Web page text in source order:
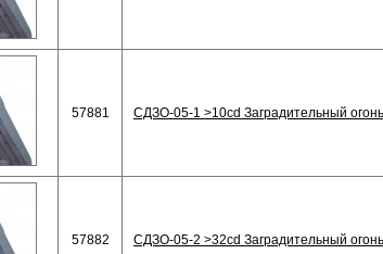
57881 СДЗО-05-1 >10cd Заградительный
57882 СДЗО-05-2 >32cd Заградительный